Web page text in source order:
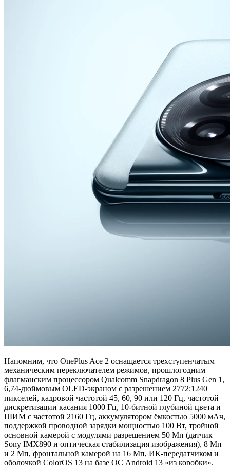
Напомним, что OnePlus Ace 2 оснащается трехступенчатым
механическим переключателем режимов, прошлогодним
флагманским процессором Qualcomm Snapdragon 8 Plus Gen 1,
6,74-дюймовым OLED-экраном с разрешением 2772:1240
пикселей, кадровой частотой 45, 60, 90 или 120 Гц, частотой
дискретизации касания 1000 Гц, 10-битной глубиной цвета и
ШИМ с частотой 2160 Гц, аккумулятором ёмкостью 5000 мАч,
поддержкой проводной зарядки мощностью 100 Вт, тройной
основной камерой с модулями разрешением 50 Мп (датчик
Sony IMX890 и оптическая стабилизация изображения), 8 Мп
и 2 Мп, фронтальной камерой на 16 Мп, ИК-передатчиком и
оболочкой ColorOS 13 на базе ОС Android 13 «из коробки».